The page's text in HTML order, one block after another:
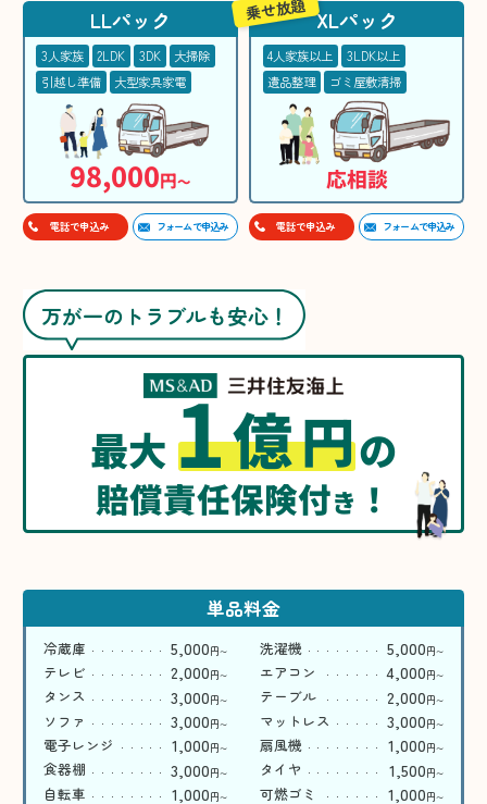
LLパック
3人家族 2LDK 3DK
大掃除
引越し準備
大型家具家電
98,000円〜
電話で申込み フォームで申込み
XLパック
4人家族以上
3LDK以上
遺品整理
ゴミ屋敷清掃
応相談
乗せ放題
電話で申込み フォームで申込み
万が一のトラブルも安心！
最大1億円の
賠償責任保険付き ！
単品料金
冷蔵庫 5,000円〜 洗濯機 5,000円〜
テレビ 2,000円〜 エアコン 4,000円〜
タンス 3,000円〜 テーブル 2,000円〜
ソファ 3,000円〜 マットレス 3,000円〜
電子レンジ 1,000円〜 扇風機 1,000円〜
食器棚 3,000円〜 タイヤ 1,500円〜
自転車 1,000円〜 可燃ゴミ 1,000円〜